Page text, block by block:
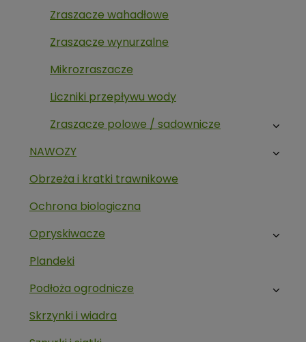
Zraszacze wahadłowe
Zraszacze wynurzalne
Mikrozraszacze
Liczniki przepływu wody
Zraszacze polowe / sadownicze
NAWOZY
Obrzeża i kratki trawnikowe
Ochrona biologiczna
Opryskiwacze
Plandeki
Podłoża ogrodnicze
Skrzynki i wiadra